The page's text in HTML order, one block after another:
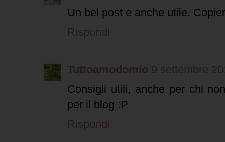
Un bel post e anche utile.
Rispondi
Tuttoamodomio 9 settembre
Consigli utili, anche per chi
per il blog :P
Rispondi